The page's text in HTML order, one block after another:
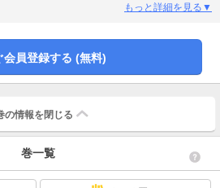
／珠洲城くるみ／松浦はこ／柚木ガオ
もっと詳細を見る▼
会員登録する (無料)
の情報を 閉じる
巻一覧